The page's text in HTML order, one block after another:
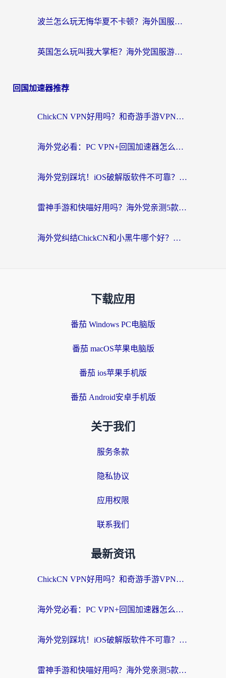
波兰怎么玩无悔华夏不卡顿？海外国服游戏加速器终极指南（附征途2萤火突击解决方案）
英国怎么玩叫我大掌柜？海外党国服游戏加速避坑指南（附实测推荐）
回国加速器推荐
ChickCN VPN好用吗？和奇游手游VPN对比哪个回国效果更好？海外党亲测实用指南
海外党必看：PC VPN+回国加速器怎么选？无缝访问国内资源全攻略
海外党别踩坑！iOS破解版软件不可靠？教你选对回国加速器无缝看国内资源
雷神手游和快喵好用吗？海外党亲测5款回国加速器，附斧牛Bling对比+微信视频号解决办法
海外党纠结ChickCN和小黑牛哪个好？一篇帮你选对回国加速器的实用指南
下载应用
番茄 Windows PC电脑版
番茄 macOS苹果电脑版
番茄 ios苹果手机版
番茄 Android安卓手机版
关于我们
服务条款
隐私协议
应用权限
联系我们
最新资讯
ChickCN VPN好用吗？和奇游手游VPN对比哪个回国效果更好？海外党亲测实用指南
海外党必看：PC VPN+回国加速器怎么选？无缝访问国内资源全攻略
海外党别踩坑！iOS破解版软件不可靠？教你选对回国加速器无缝看国内资源
雷神手游和快喵好用吗？海外党亲测5款回国加速器，附斧牛Bling对比+微信视频号解决办法